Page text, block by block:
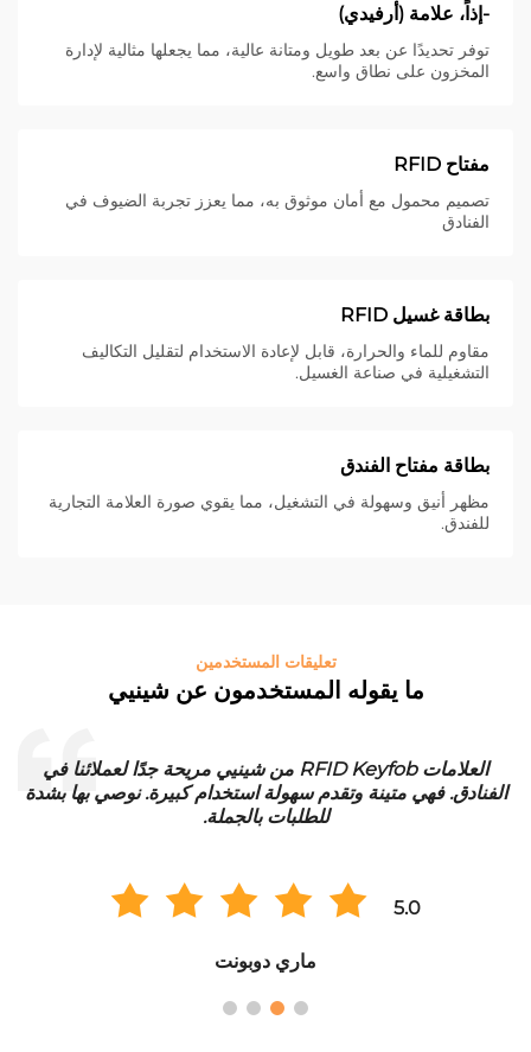
-إذاً، علامة (أرفيدي)
توفر تحديدًا عن بعد طويل ومتانة عالية، مما يجعلها مثالية لإدارة
المخزون على نطاق واسع.
مفتاح RFID
تصميم محمول مع أمان موثوق به، مما يعزز تجربة الضيوف في
الفنادق
بطاقة غسيل RFID
مقاوم للماء والحرارة، قابل لإعادة الاستخدام لتقليل التكاليف
التشغيلية في صناعة الغسيل.
بطاقة مفتاح الفندق
مظهر أنيق وسهولة في التشغيل، مما يقوي صورة العلامة التجارية
للفندق.
تعليقات المستخدمين
ما يقوله المستخدمون عن شينيي
علامات الغسيل RFID من Xinye مثالية لعملية غسيلنا. فهي
مقاومة للماء ولها عمر افتراضي طويل. نحن راضون جدًا عن
الجودة ونقوم بطلب كميات كبيرة بشكل منتظم.
5.0
هانز مولر